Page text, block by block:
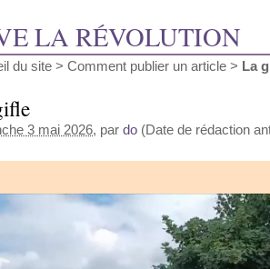
LA RÉVOLUTION
du site > Comment publier un article > La
3 mai 2026, par do (Date de rédaction